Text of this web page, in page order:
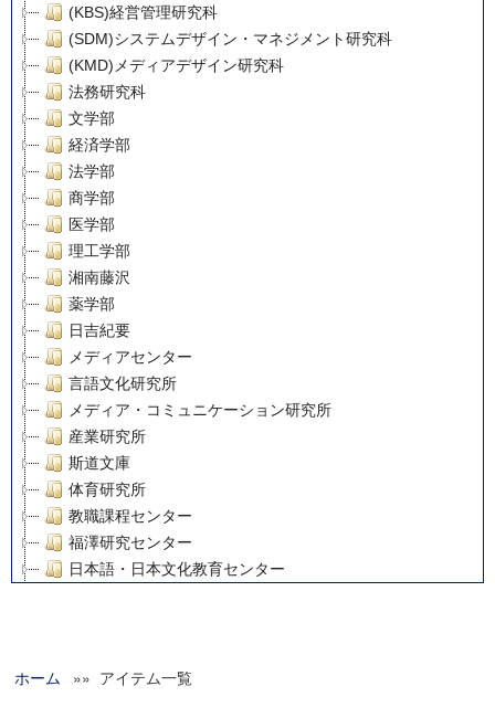
(KBS)経営管理研究科
(SDM)システムデザイン・マネジメント研究科
(KMD)メディアデザイン研究科
法務研究科
文学部
経済学部
法学部
商学部
医学部
理工学部
湘南藤沢
薬学部
日吉紀要
メディアセンター
言語文化研究所
メディア・コミュニケーション研究所
産業研究所
斯道文庫
体育研究所
教職課程センター
福澤研究センター
日本語・日本文化教育センター
グローバルリサーチインスティテュート
ホーム »» アイテム一覧